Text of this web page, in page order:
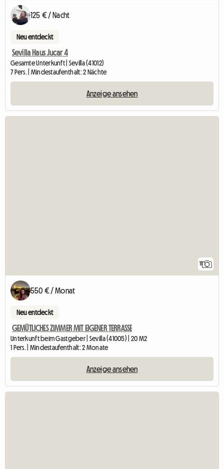
125 € / Nacht
Neu entdeckt
Sevilla Haus Jucar 4
Gesamte Unterkunft | Sevilla (41012)
7 Pers. | Mindestaufenthalt: 2 Nächte
Anzeige ansehen
11
550 € / Monat
Neu entdeckt
GEMÜTLICHES ZIMMER MIT EIGENER TERRASSE
Unterkunft beim Gastgeber | Sevilla (41005) | 20 M2
1 Pers. | Mindestaufenthalt: 2 Monate
Anzeige ansehen